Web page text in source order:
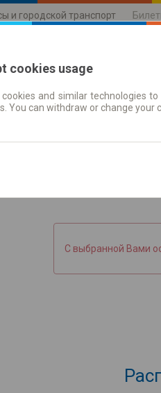
и городской транспорт
Расписания
С выбранной Вами
cookies usage
cookies and similar technologies
You can withdraw or change